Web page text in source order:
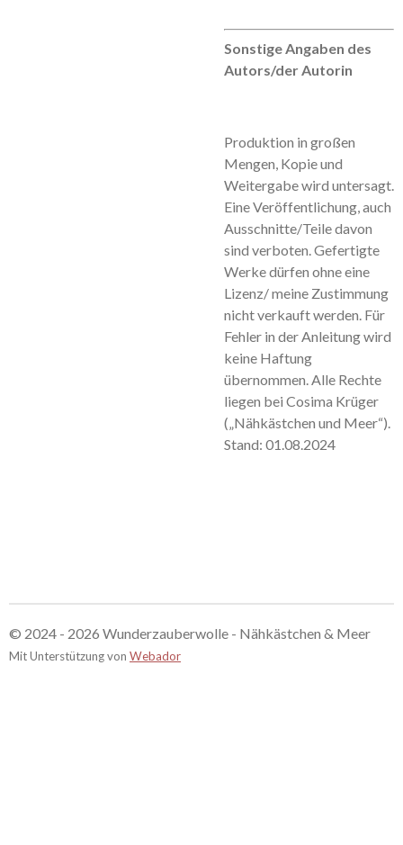
Sonstige Angaben des
Autors/der Autorin
Produktion in großen
Mengen, Kopie und
Weitergabe wird untersagt.
Eine Veröffentlichung, auch
Ausschnitte/Teile davon
sind verboten. Gefertigte
Werke dürfen ohne eine
Lizenz/ meine Zustimmung
nicht verkauft werden. Für
Fehler in der Anleitung wird
keine Haftung
übernommen. Alle Rechte
liegen bei Cosima Krüger
(„Nähkästchen und Meer“).
Stand: 01.08.2024
© 2024 - 2026 Wunderzauberwolle - Nähkästchen & Meer
Mit Unterstützung von Webador